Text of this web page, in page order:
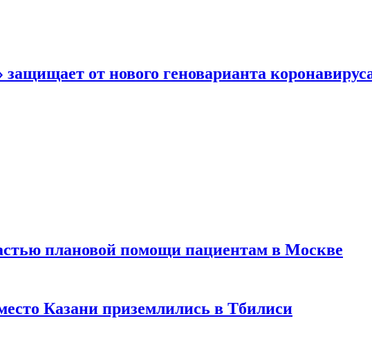
от нового геноварианта
плановой помощи пациентам в Москве
Казани приземлились в Тбилиси